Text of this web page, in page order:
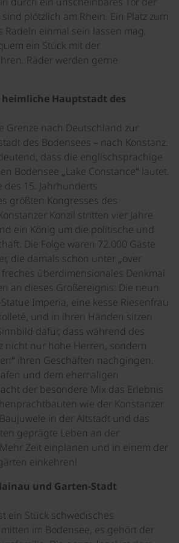
plötzlich am Rhein. Ein Platz zum
Radeln einmal sein lassen mag,
ein Stück mit der
Räder werden gerne
heimliche Hauptstadt des
Grenze nach Deutschland zur
des Bodensees – nach Konstanz.
dass die englischsprachige
Bodensee „Lake Constance“ lautet.
des 15. Jahrhunderts
größten Kongresses des
Konzil stritten vier Jahre
ein König um die politische und
Die Folge waren 72.000 Gäste
die damals schon unter „over
überdimensionales Denkmal
an dieses Großereignis: Die neun
Imperia, eine kesse Riesenfrau
und in ihren Händen sitzen
dafür, dass während des
nicht nur hohe Herren, sondern
ihren Geschäften nachgingen.
und dem ehemaligen
der besondere Mix das Erlebnis
wie der Konstanzer
in der Altstadt und das
geprägte Leben an der
Zeit einplanen und in einem der
einkehren!
und Garten-Stadt
ein Stück schwedisches
im Bodensee, es gehört der